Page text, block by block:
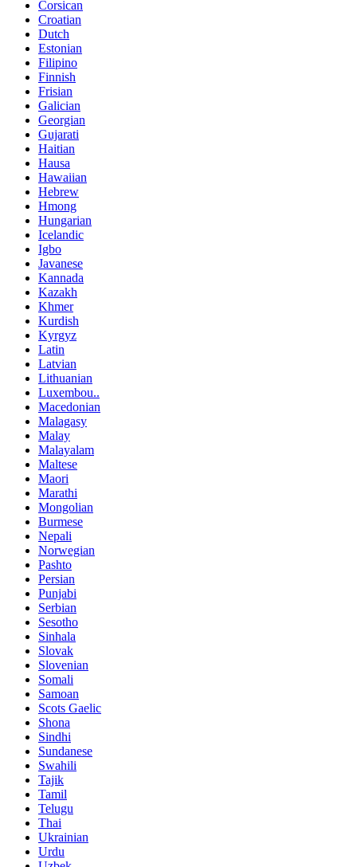
Corsican
Croatian
Dutch
Estonian
Filipino
Finnish
Frisian
Galician
Georgian
Gujarati
Haitian
Hausa
Hawaiian
Hebrew
Hmong
Hungarian
Icelandic
Igbo
Javanese
Kannada
Kazakh
Khmer
Kurdish
Kyrgyz
Latin
Latvian
Lithuanian
Luxembou..
Macedonian
Malagasy
Malay
Malayalam
Maltese
Maori
Marathi
Mongolian
Burmese
Nepali
Norwegian
Pashto
Persian
Punjabi
Serbian
Sesotho
Sinhala
Slovak
Slovenian
Somali
Samoan
Scots Gaelic
Shona
Sindhi
Sundanese
Swahili
Tajik
Tamil
Telugu
Thai
Ukrainian
Urdu